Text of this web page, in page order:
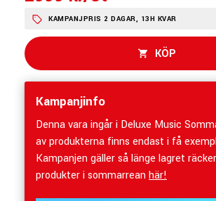
KAMPANJPRIS 2 DAGAR, 13H KVAR
KÖP
Kampanjinfo
Denna vara ingår i Deluxe Music
av produkterna finns endast i få
Kampanjen gäller så länge lagret
produkter i sommarrean här!